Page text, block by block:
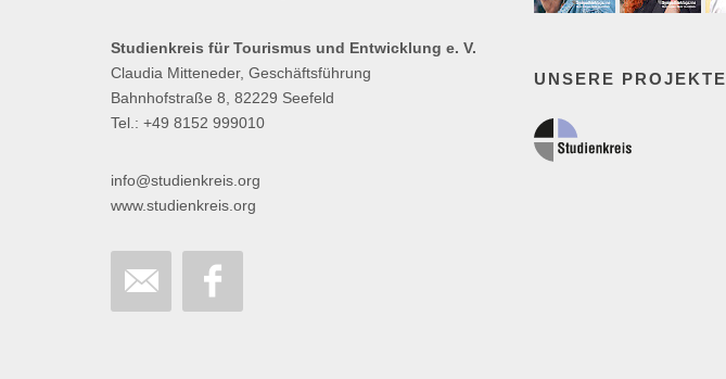
Studienkreis für Tourismus und Entwicklung e. V.
Claudia Mitteneder, Geschäftsführung
Bahnhofstraße 8, 82229 Seefeld
Tel.: +49 8152 999010
info@studienkreis.org
www.studienkreis.org
UNSERE PROJEKTE